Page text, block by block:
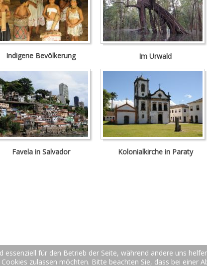
Indigene Bevölkerung Im Urwald
Favela in Salvador Kolonialkirche in Paraty
essenziell für den Betrieb der Seite, während andere uns
zulassen möchten. Bitte beachten Sie, dass bei einer